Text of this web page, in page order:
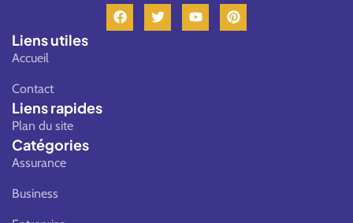
F
a
c
T
w
i
Y
o
u
P
i
n
Liens utiles
Accueil
Contact
Liens rapides
Plan du site
Catégories
Assurance
Business